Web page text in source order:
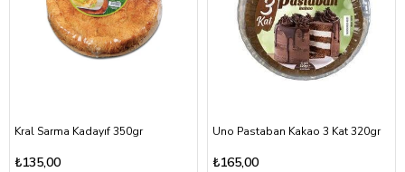
Kral Sarma Kadayıf 350gr
₺135,00
Uno Pastaban Kakao 3 Kat 320gr
₺165,00